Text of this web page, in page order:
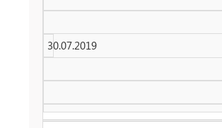
30.07.2019